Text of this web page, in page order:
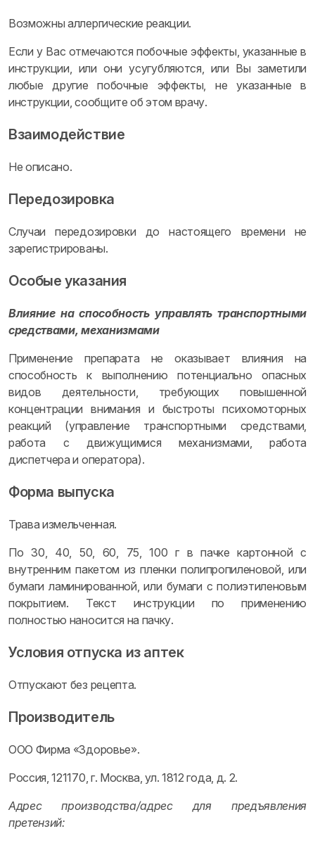
Возможны аллергические реакции.
Если у Вас отмечаются побочные эффекты, указанные в
инструкции, или они усугубляются, или Вы заметили
любые другие побочные эффекты, не указанные в
инструкции, сообщите об этом врачу.
Взаимодействие
Не описано.
Передозировка
Случаи передозировки до настоящего времени не
зарегистрированы.
Особые указания
Влияние на способность управлять транспортными
средствами, механизмами
Применение препарата не оказывает влияния на
способность к выполнению потенциально опасных
видов деятельности, требующих повышенной
концентрации внимания и быстроты психомоторных
реакций (управление транспортными средствами,
работа с движущимися механизмами, работа
диспетчера и оператора).
Форма выпуска
Трава измельченная.
По 30, 40, 50, 60, 75, 100 г в пачке картонной с
внутренним пакетом из пленки полипропиленовой, или
бумаги ламинированной, или бумаги с полиэтиленовым
покрытием. Текст инструкции по применению
полностью наносится на пачку.
Условия отпуска из аптек
Отпускают без рецепта.
Производитель
ООО Фирма «Здоровье».
Россия, 121170, г. Москва, ул. 1812 года, д. 2.
Адрес производства/адрес для предъявления
претензий: